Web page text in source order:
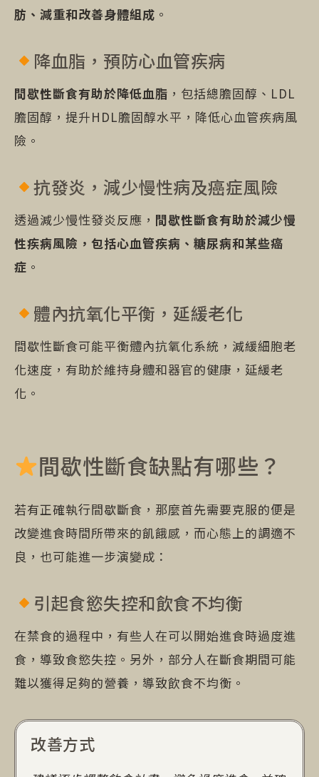
肪、減重和改善身體組成 。
降血脂，預防心血管疾病
間歇性斷食有助於降低血脂 ，包括總膽固醇、LDL
膽固醇，提升HDL膽固醇水平，降低心血管疾病風
險。
抗發炎，減少慢性病及癌症風險
透過減少慢性發炎反應， 間歇性斷食有助於減少慢
性疾病風險，包括心血管疾病、糖尿病和某些癌
症 。
體內抗氧化平衡，延緩老化
間歇性斷食可能平衡體內抗氧化系統，減緩細胞老
化速度，有助於維持身體和器官的健康，延緩老
化。
間歇性斷食缺點有哪些？
若有正確執行間歇斷食，那麼首先需要克服的便是
改變進食時間所帶來的飢餓感，而心態上的調適不
良，也可能進一步演變成：
引起食慾失控和飲食不均衡
在禁食的過程中，有些人在可以開始進食時過度進
食，導致食慾失控。另外，部分人在斷食期間可能
難以獲得足夠的營養，導致飲食不均衡。
改善方式